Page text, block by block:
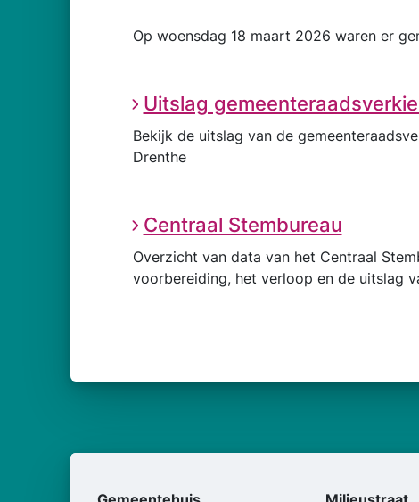
Op woensdag 18 maart 2026 waren er
Uitslag
Bekijk de uitslag van de
Drenthe
Centraal Stembureau
Overzicht van data van het Centraal
voorbereiding, het verloop en de uitslag